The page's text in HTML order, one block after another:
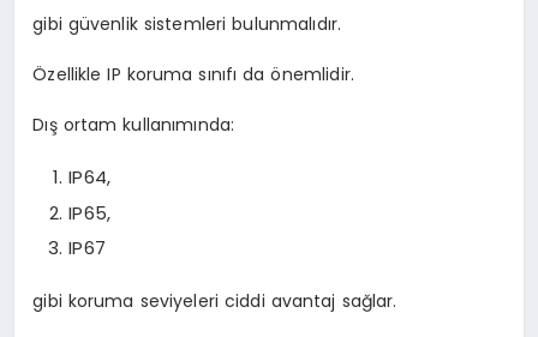
gibi güvenlik sistemleri bulunmalıdır.
Özellikle IP koruma sınıfı da önemlidir.
Dış ortam kullanımında:
IP64,
IP65,
IP67
gibi koruma seviyeleri ciddi avantaj sağlar.